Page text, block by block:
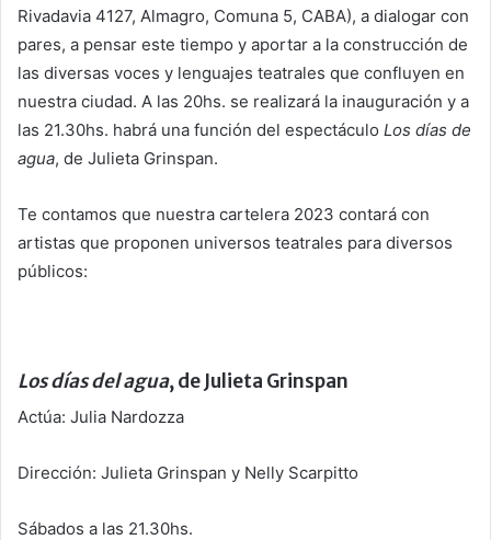
Rivadavia 4127, Almagro, Comuna 5, CABA), a dialogar con
pares, a pensar este tiempo y aportar a la construcción de
las diversas voces y lenguajes teatrales que confluyen en
nuestra ciudad. A las 20hs. se realizará la inauguración y a
las 21.30hs. habrá una función del espectáculo Los días de
agua, de Julieta Grinspan.
Te contamos que nuestra cartelera 2023 contará con
artistas que proponen universos teatrales para diversos
públicos:
Los días del agua, de Julieta Grinspan
Actúa: Julia Nardozza
Dirección: Julieta Grinspan y Nelly Scarpitto
Sábados a las 21.30hs.